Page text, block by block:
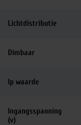
Lichtdistributie
Dimbaar
Ip waarde
Ingangsspanning
(v)